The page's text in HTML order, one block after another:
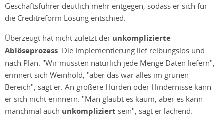
Geschäftsführer deutlich mehr entgegen, sodass er sich für
die Creditreform Lösung entschied.
Überzeugt hat nicht zuletzt der unkomplizierte
Ablöseprozess . Die Implementierung lief reibungslos und
nach Plan. "Wir mussten natürlich jede Menge Daten liefern",
erinnert sich Weinhold, "aber das war alles im grünen
Bereich", sagt er. An größere Hürden oder Hindernisse kann
er sich nicht erinnern. "Man glaubt es kaum, aber es kann
manchmal auch unkompliziert sein", sagt er lachend.